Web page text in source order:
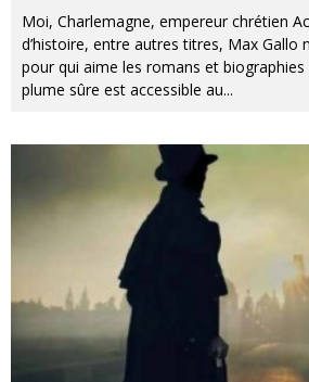
Moi, Charlemagne, empereur chrétien
d’histoire, entre autres titres, Max Gallo
pour qui aime les romans et biographies
plume sûre est accessible au...